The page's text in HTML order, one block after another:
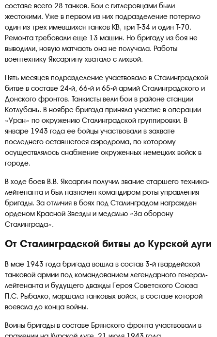
составе всего 28 танков. Бои с гитлеровцами были
жестокими. Уже в первом из них подразделение потеряло
один из трех имевшихся танков КВ, три Т-34 и один Т-70.
Ремонта требовали еще 13 машин. Но бригаду из боя не
выводили, новую матчасть она не получала. Работы
воентехнику Яксаргину хватало с лихвой.
Пять месяцев подразделение участвовало в Сталинградской
битве в составе 24-й, 66-й и 65-й армий Сталинградского и
Донского фронтов. Танкисты вели бои в районе станции
Котлубань. В ноябре бригада приняла участие в операции
«Уран» по окружению Сталинградской группировки. В
январе 1943 года ее бойцы участвовали в захвате
последнего оставшегося аэродрома, по которому
осуществлялось снабжение окруженных немецких войск в
городе.
В ходе боев В.В. Яксаргин получил звание старшего техника-
лейтенанта и был назначен командиром роты управления
бригады. За отличия в боях под Сталинградом награжден
орденом Красной Звезды и медалью «За оборону
Сталинграда».
От Сталинградской битвы до Курской дуги
В мае 1943 года бригада вошла в состав 3-й гвардейской
танковой армии под командованием легендарного генерал-
лейтенанта и будущего дважды Героя Советского Союза
П.С. Рыбалко, маршала танковых войск, в составе которой
воевала до конца войны.
Воины бригады в составе Брянского фронта участвовали в